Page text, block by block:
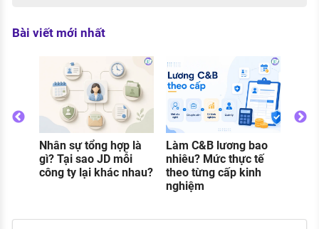
Bài viết mới nhất
Nhân sự tổng hợp là
gì? Tại sao JD mỗi
công ty lại khác nhau?
Làm C&B lương bao
nhiêu? Mức thực tế
theo từng cấp kinh
nghiệm
khi